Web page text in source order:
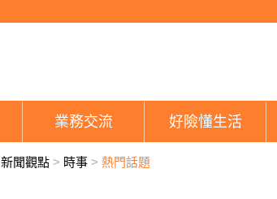
業務交流 好險懂生活
新聞觀點 > 時事 > 熱門話題